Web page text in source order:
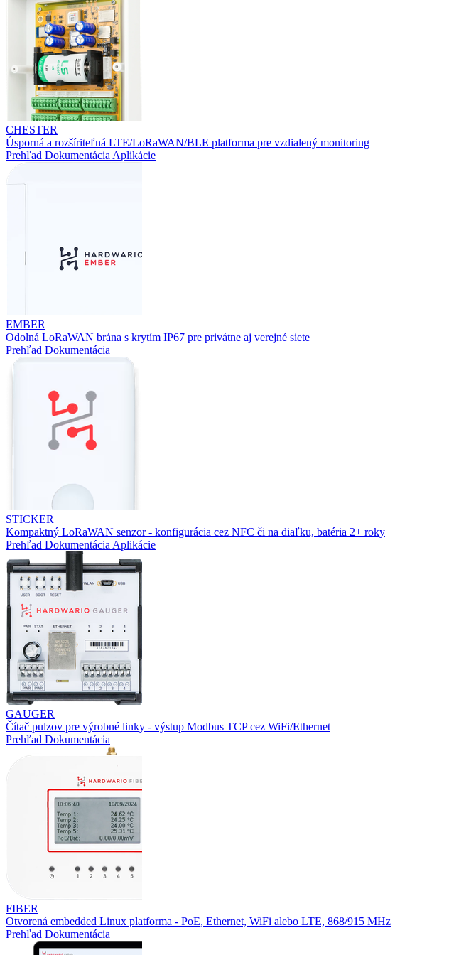
CHESTER
Úsporná a rozšíriteľná LTE/LoRaWAN/BLE platforma pre vzdialený monitoring
Prehľad Dokumentácia Aplikácie
EMBER
Odolná LoRaWAN brána s krytím IP67 pre privátne aj verejné siete
Prehľad Dokumentácia
STICKER
Kompaktný LoRaWAN senzor - konfigurácia cez NFC či na diaľku, batéria 2+ roky
Prehľad Dokumentácia Aplikácie
GAUGER
Čítač pulzov pre výrobné linky - výstup Modbus TCP cez WiFi/Ethernet
Prehľad Dokumentácia
FIBER
Otvorená embedded Linux platforma - PoE, Ethernet, WiFi alebo LTE, 868/915 MHz
Prehľad Dokumentácia